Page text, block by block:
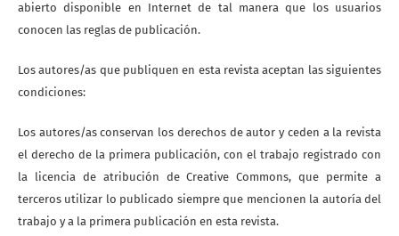
abierto disponible en Internet de tal manera que los usuarios
conocen las reglas de publicación.
Los autores/as que publiquen en esta revista aceptan las siguientes
condiciones:
Los autores/as conservan los derechos de autor y ceden a la revista
el derecho de la primera publicación, con el trabajo registrado con
la licencia de atribución de Creative Commons, que permite a
terceros utilizar lo publicado siempre que mencionen la autoría del
trabajo y a la primera publicación en esta revista.